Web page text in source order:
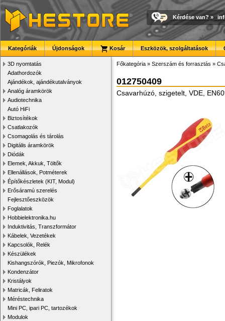
Kérdése van? »
Kategóriák Újdonságok Kosár Eszközök, szolgáltatások
3D nyomtatás
Adathordozók
Ajándékok, ajándékutalványok
Analóg áramkörök
Audiotechnika
Autó HiFi
Biztosítékok
Csatlakozók
Csomagolás és tárolás
Digitális áramkörök
Diódák
Elemek, Akkuk, Töltők
Ellenállások, Potméterek
Építőkészletek (KIT, Modul)
Erősáramú szerelés
Fejlesztőeszközök
Foglalatok
Hobbielektronika.hu
Induktivitás, Transzformátor
Kábelek, Vezetékek
Kapcsolók, Relék
Készülékek
Kishangszórók, Piezók, Mikrofonok
Kondenzátor
Kristályok
Matricák, Feliratok
Méréstechnika
Mini PC, ipari PC, tartozékok
Modulok
Főkategória » Szerszám és forrasztás »
012750409
Csavarhúzó, szigetelt, VDE,